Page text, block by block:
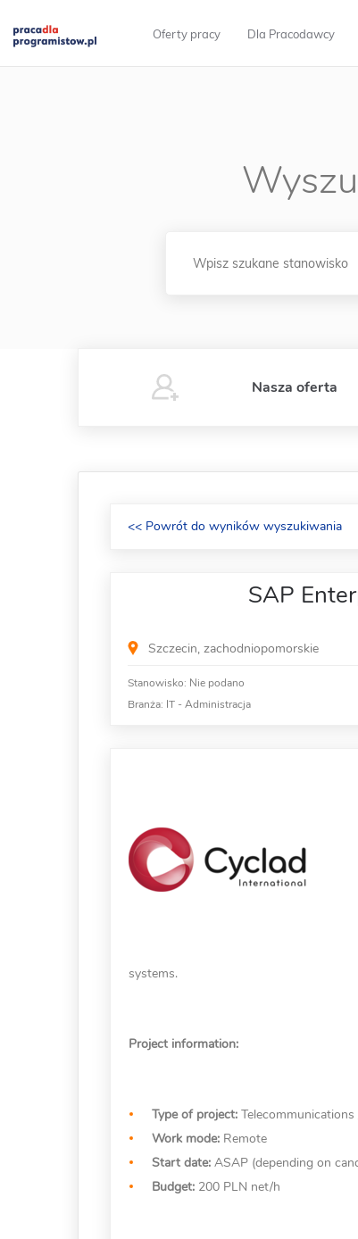
Oferty pracy Dla Pracodawcy
Nasza oferta
<< Powrót do wyników wyszukiwania
SAP
Szczecin, zachodniopomorskie
Stanowisko: Nie podano
Branża: IT - Administracja
systems.
Project information:
Type of project:
Work mode: Remote
Start date: ASAP (depending on
Budget: 200 PLN net/h